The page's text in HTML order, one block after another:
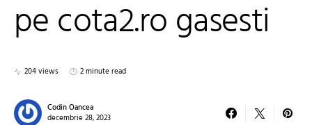
pe cota2.ro gasesti
204 views 2 minute read
Codin Oancea
decembrie 28, 2023